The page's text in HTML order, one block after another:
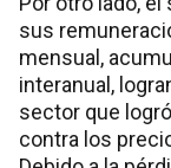
sus
mensual,
interanual,
sector que
contra los